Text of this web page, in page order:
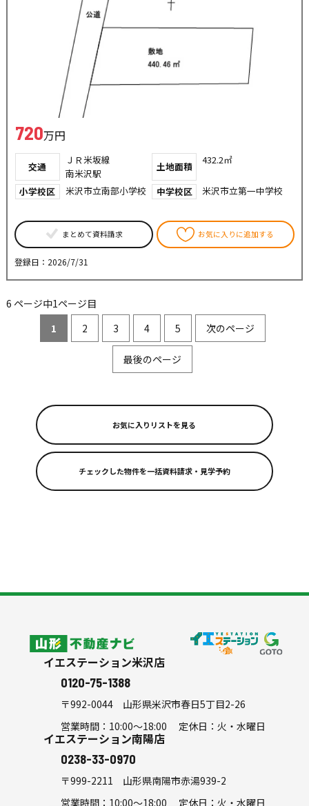
720万円
交通
ＪＲ米坂線
南米沢駅
土地面積
432.2㎡
小学校区 米沢市立南部小学校 中学校区 米沢市立第一中学校
まとめて資料請求 お気に入りに追加する
登録日：2026/7/31
6 ページ中1ページ目
1
2 3 4 5 次のページ
最後のページ
お気に入りリストを見る
山形不動産ナビ
イエステーション米沢店
0120-75-1388
〒992-0044
山形県米沢市春日5丁目2-26
営業時間：10:00～18:00 定休日：火・水曜日
イエステーション南陽店
0238-33-0970
〒999-2211
山形県南陽市赤湯939-2
営業時間：10:00～18:00 定休日：火・水曜日